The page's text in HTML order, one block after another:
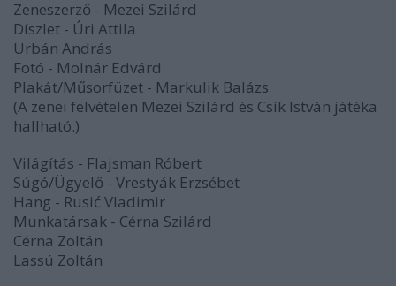
Zeneszerző - Mezei Szilárd
Díszlet - Úri Attila
Urbán András
Fotó - Molnár Edvárd
Plakát/Műsorfüzet - Markulik Balázs
(A zenei felvételen Mezei Szilárd és Csík István játéka
hallható.)
Világítás - Flajsman Róbert
Súgó/Ügyelő - Vrestyák Erzsébet
Hang - Rusić Vladimir
Munkatársak - Cérna Szilárd
Cérna Zoltán
Lassú Zoltán